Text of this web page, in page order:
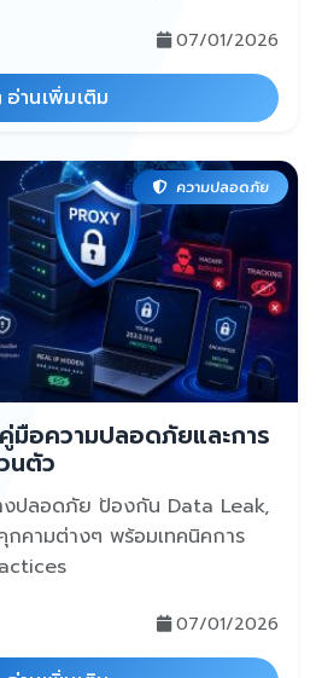
07/01/2026
อ่านเพิ่มเติม
ความปลอดภัย
อความปลอดภัยและการ
นตัว
งปลอดภัย ป้องกัน Data Leak,
คามต่างๆ พร้อมเทคนิคการ
07/01/2026